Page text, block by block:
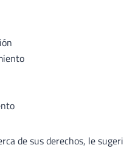
de sus derechos, le